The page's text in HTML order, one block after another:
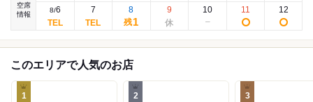
空席
情報
8/6 7
8
残1
9 10 11 12
このエリアで人気のお店
1 2 3